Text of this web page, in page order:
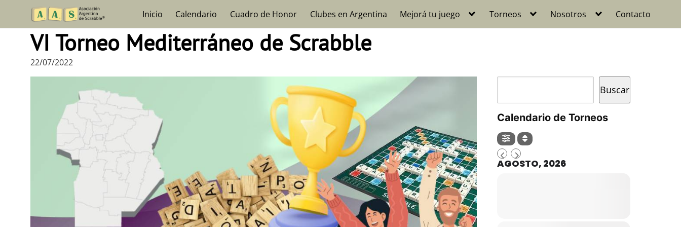
content
Inicio Calendario Cuadro de Honor Clubes en Argentina Mejorá tu juego Torneos Nosotros Contacto
VI Torneo Mediterráneo de Scrabble
22/07/2022
Buscar
Calendario de Torneos
AGOSTO, 2026